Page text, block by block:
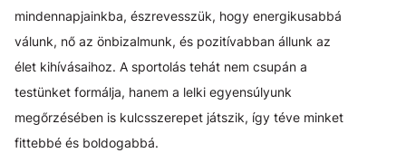
mindennapjainkba, észrevesszük, hogy energikusabbá
válunk, nő az önbizalmunk, és pozitívabban állunk az
élet kihívásaihoz. A sportolás tehát nem csupán a
testünket formálja, hanem a lelki egyensúlyunk
megőrzésében is kulcsszerepet játszik, így téve minket
fittebbé és boldogabbá.